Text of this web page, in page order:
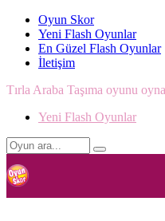
Oyun Skor
Yeni Flash Oyunlar
En Güzel Flash Oyunlar
İletişim
Tırla Araba Taşıma oyunu oyna
Yeni Flash Oyunlar